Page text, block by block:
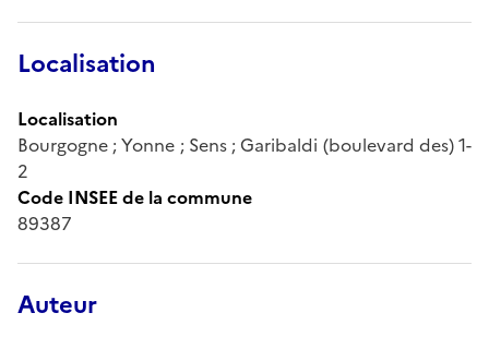
Localisation
Localisation
Bourgogne ; Yonne ; Sens ; Garibaldi (boulevard des) 1-
2
Code INSEE de la commune
89387
Auteur